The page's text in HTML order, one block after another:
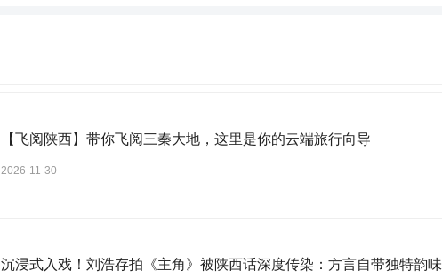
【飞阅陕西】带你飞阅三秦大地，这里是你的云端旅行向导
2026-11-30
沉浸式入戏！刘浩存拍《主角》被陕西话深度传染：方言自带独特韵味